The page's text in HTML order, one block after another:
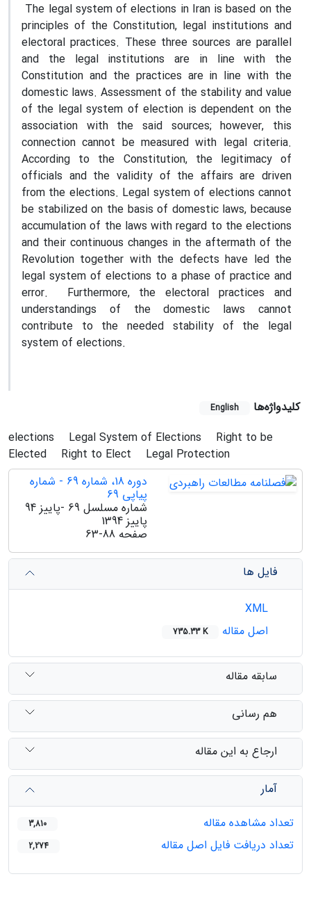
The legal system of elections in Iran is based on the
principles of the Constitution, legal institutions and
electoral practices. These three sources are parallel
and the legal institutions are in line with the
Constitution and the practices are in line with the
domestic laws. Assessment of the stability and value
of the legal system of election is dependent on the
association with the said sources; however, this
connection cannot be measured with legal criteria.
According to the Constitution, the legitimacy of
officials and the validity of the affairs are driven
from the elections. Legal system of elections cannot
be stabilized on the basis of domestic laws, because
accumulation of the laws with regard to the elections
and their continuous changes in the aftermath of the
Revolution together with the defects have led the
legal system of elections to a phase of practice and
error. Furthermore, the electoral practices and
understandings of the domestic laws cannot
contribute to the needed stability of the legal
system of elections.
کلیدواژه‌ها English
elections Legal System of Elections
Right to be
Elected
Right to Elect
Legal Protection
دوره 18، شماره 69 - شماره
پیاپی 69
شماره مسلسل 69 -پاییز 94
پاییز 1394
صفحه 63-88
فایل ها
اصل مقاله
735.33 K
سابقه مقاله
هم رسانی
ارجاع به این مقاله
آمار
تعداد مشاهده مقاله
3,810
تعداد دریافت فایل اصل مقاله 2,274